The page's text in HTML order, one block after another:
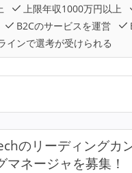
上限年収1000万円以上
B2Cのサービスを運営
インで選考が受けられる
のリーディングカ
ネージャを募集！